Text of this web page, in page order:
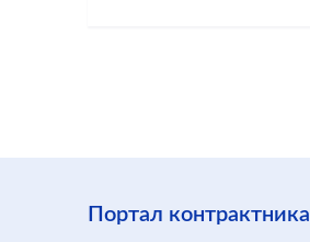
Портал контрактника